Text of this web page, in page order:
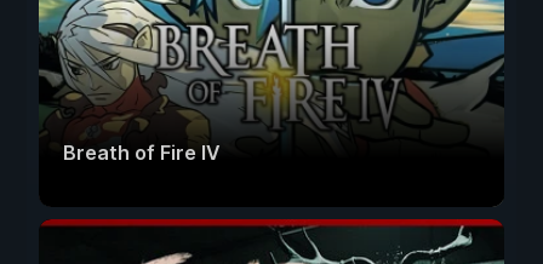
Breath of Fire IV